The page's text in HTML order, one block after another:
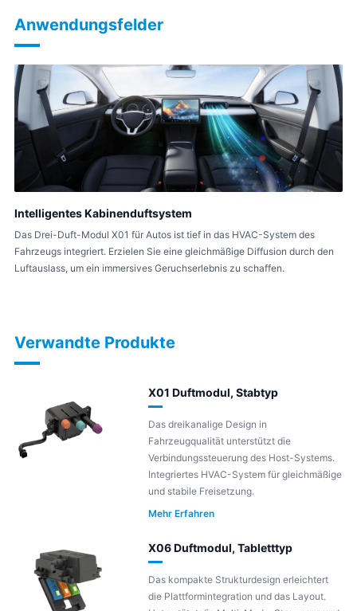
Anwendungsfelder
Intelligentes Kabinenduftsystem
Das Drei-Duft-Modul X01 für Autos ist tief in das HVAC-System des
Fahrzeugs integriert. Erzielen Sie eine gleichmäßige Diffusion durch den
Luftauslass, um ein immersives Geruchserlebnis zu schaffen.
Verwandte Produkte
X01 Duftmodul, Stabtyp
Das dreikanalige Design in
Fahrzeugqualität unterstützt die
Verbindungssteuerung des Host-Systems.
Integriertes HVAC-System für gleichmäßige
und stabile Freisetzung.
Mehr Erfahren
X06 Duftmodul, Tabletttyp
Das kompakte Strukturdesign erleichtert
die Plattformintegration und das Layout.